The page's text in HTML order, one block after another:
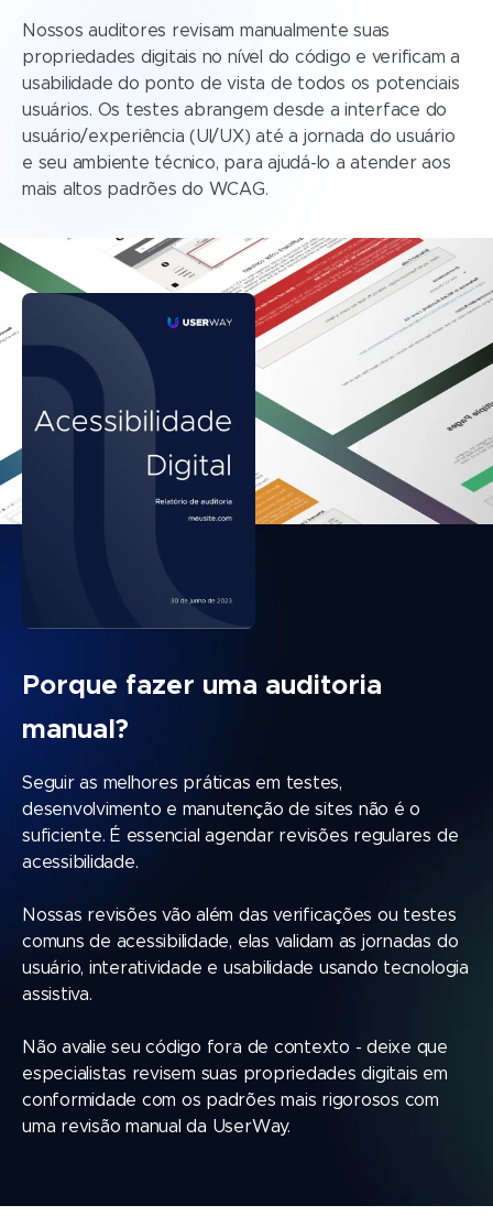
Nossos auditores revisam manualmente suas
propriedades digitais no nível do código e verificam a
usabilidade do ponto de vista de todos os potenciais
usuários. Os testes abrangem desde a interface do
usuário/experiência (UI/UX) até a jornada do usuário
e seu ambiente técnico, para ajudá-lo a atender aos
mais altos padrões do WCAG.
Porque fazer uma auditoria
manual?
Seguir as melhores práticas em testes,
desenvolvimento e manutenção de sites não é o
suficiente. É essencial agendar revisões regulares de
acessibilidade.
Nossas revisões vão além das verificações ou testes
comuns de acessibilidade, elas validam as jornadas do
usuário, interatividade e usabilidade usando tecnologia
assistiva.
Não avalie seu código fora de contexto - deixe que
especialistas revisem suas propriedades digitais em
conformidade com os padrões mais rigorosos com
uma revisão manual da UserWay.